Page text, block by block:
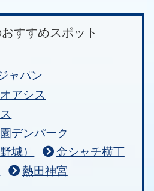
すすめスポット
ャパン
アシス
デンパーク
城）
金シャチ横丁
熱田神宮